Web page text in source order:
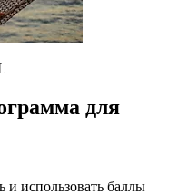
для
и использовать баллы